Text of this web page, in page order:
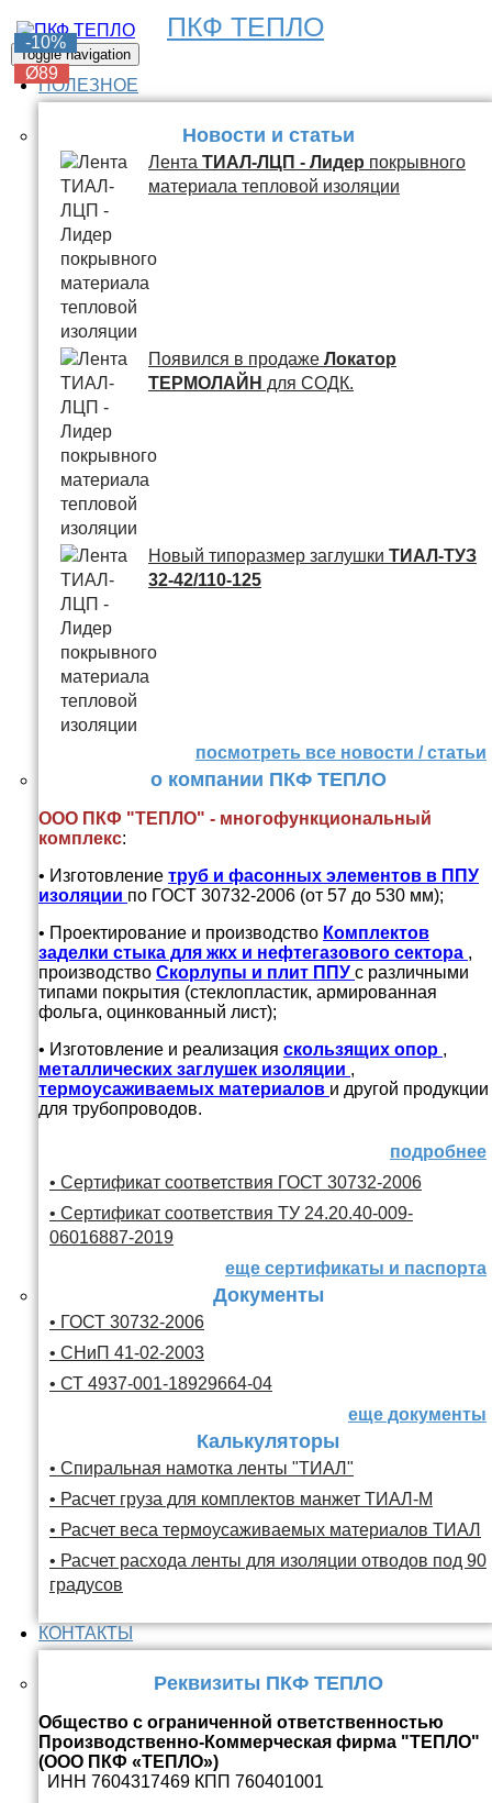
ПКФ ТЕПЛО
Toggle navigation
ПОЛЕЗНОЕ
Новости и статьи
Лента ТИАЛ-ЛЦП - Лидер покрывного
материала тепловой изоляции
Появился в продаже Локатор
ТЕРМОЛАЙН для СОДК.
Новый типоразмер заглушки ТИАЛ-ТУЗ
32-42/110-125
посмотреть все новости / статьи
о компании ПКФ ТЕПЛО
ООО ПКФ "ТЕПЛО" - многофункциональный
комплекс:
• Изготовление труб и фасонных элементов в ППУ
изоляции по ГОСТ 30732-2006 (от 57 до 530 мм);
• Проектирование и производство Комплектов
заделки стыка для жкх и нефтегазового сектора ,
производство Скорлупы и плит ППУ с различными
типами покрытия (стеклопластик, армированная
фольга, оцинкованный лист);
• Изготовление и реализация скользящих опор ,
металлических заглушек изоляции ,
термоусаживаемых материалов и другой продукции
для трубопроводов.
подробнее
• Сертификат соответствия ГОСТ 30732-2006
• Сертификат соответствия ТУ 24.20.40-009-
06016887-2019
еще сертификаты и паспорта
Документы
• ГОСТ 30732-2006
• СНиП 41-02-2003
• СТ 4937-001-18929664-04
еще документы
Калькуляторы
• Спиральная намотка ленты "ТИАЛ"
• Расчет груза для комплектов манжет ТИАЛ-М
• Расчет веса термоусаживаемых материалов ТИАЛ
• Расчет расхода ленты для изоляции отводов под 90
градусов
КОНТАКТЫ
Реквизиты ПКФ ТЕПЛО
Общество с ограниченной ответственностью
Производственно-Коммерческая фирма "ТЕПЛО"
(ООО ПКФ «ТЕПЛО»)
ИНН 7604317469 КПП 760401001
-6%
Ø89
-6%
Ø89
-6%
Ø89
-6%
Ø89
-10%
Ø89